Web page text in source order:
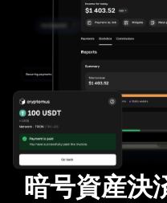
暗号資産決